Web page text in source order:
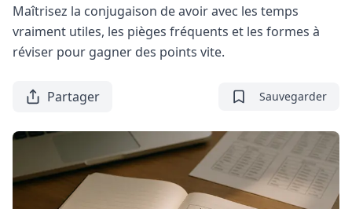
Maîtrisez la conjugaison de avoir avec les temps
vraiment utiles, les pièges fréquents et les formes à
réviser pour gagner des points vite.
Partager Sauvegarder